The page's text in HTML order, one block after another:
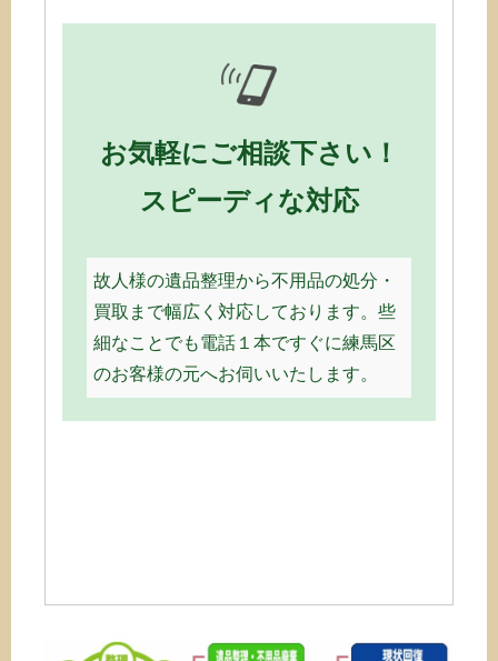
お気軽にご相談下さい！
スピーディな対応
故人様の遺品整理から不用品の処分・
買取まで幅広く対応しております。些
細なことでも電話１本ですぐに練馬区
のお客様の元へお伺いいたします。